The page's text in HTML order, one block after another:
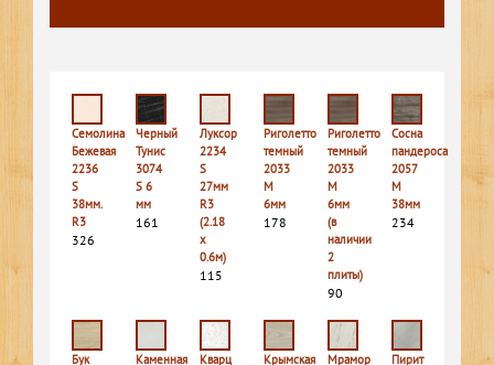
Семолина
Бежевая
2236
S
38мм.
R3
326
Черный
Тунис
3074
S 6
мм
161
Луксор
2234
S
27мм
R3
(2.18
х
0.6м)
115
Риголетто
темный
2033
M
6мм
178
Риголетто
темный
2033
M
6мм
(в
наличии
2
плиты)
90
Сосна
пандероса
2057
M
38мм
234
Бук
Каменная
Кварц
Крымская
Мрамор
Пирит